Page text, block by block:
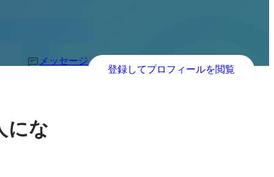
メッセージ
登録してプロフィールを閲覧
にな